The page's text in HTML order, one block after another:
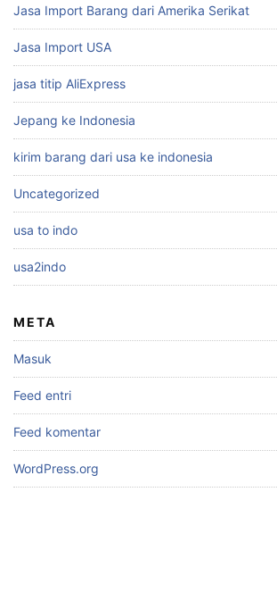
Jasa Import Barang dari Amerika Serikat
Jasa Import USA
jasa titip AliExpress
Jepang ke Indonesia
kirim barang dari usa ke indonesia
Uncategorized
usa to indo
usa2indo
META
Masuk
Feed entri
Feed komentar
WordPress.org